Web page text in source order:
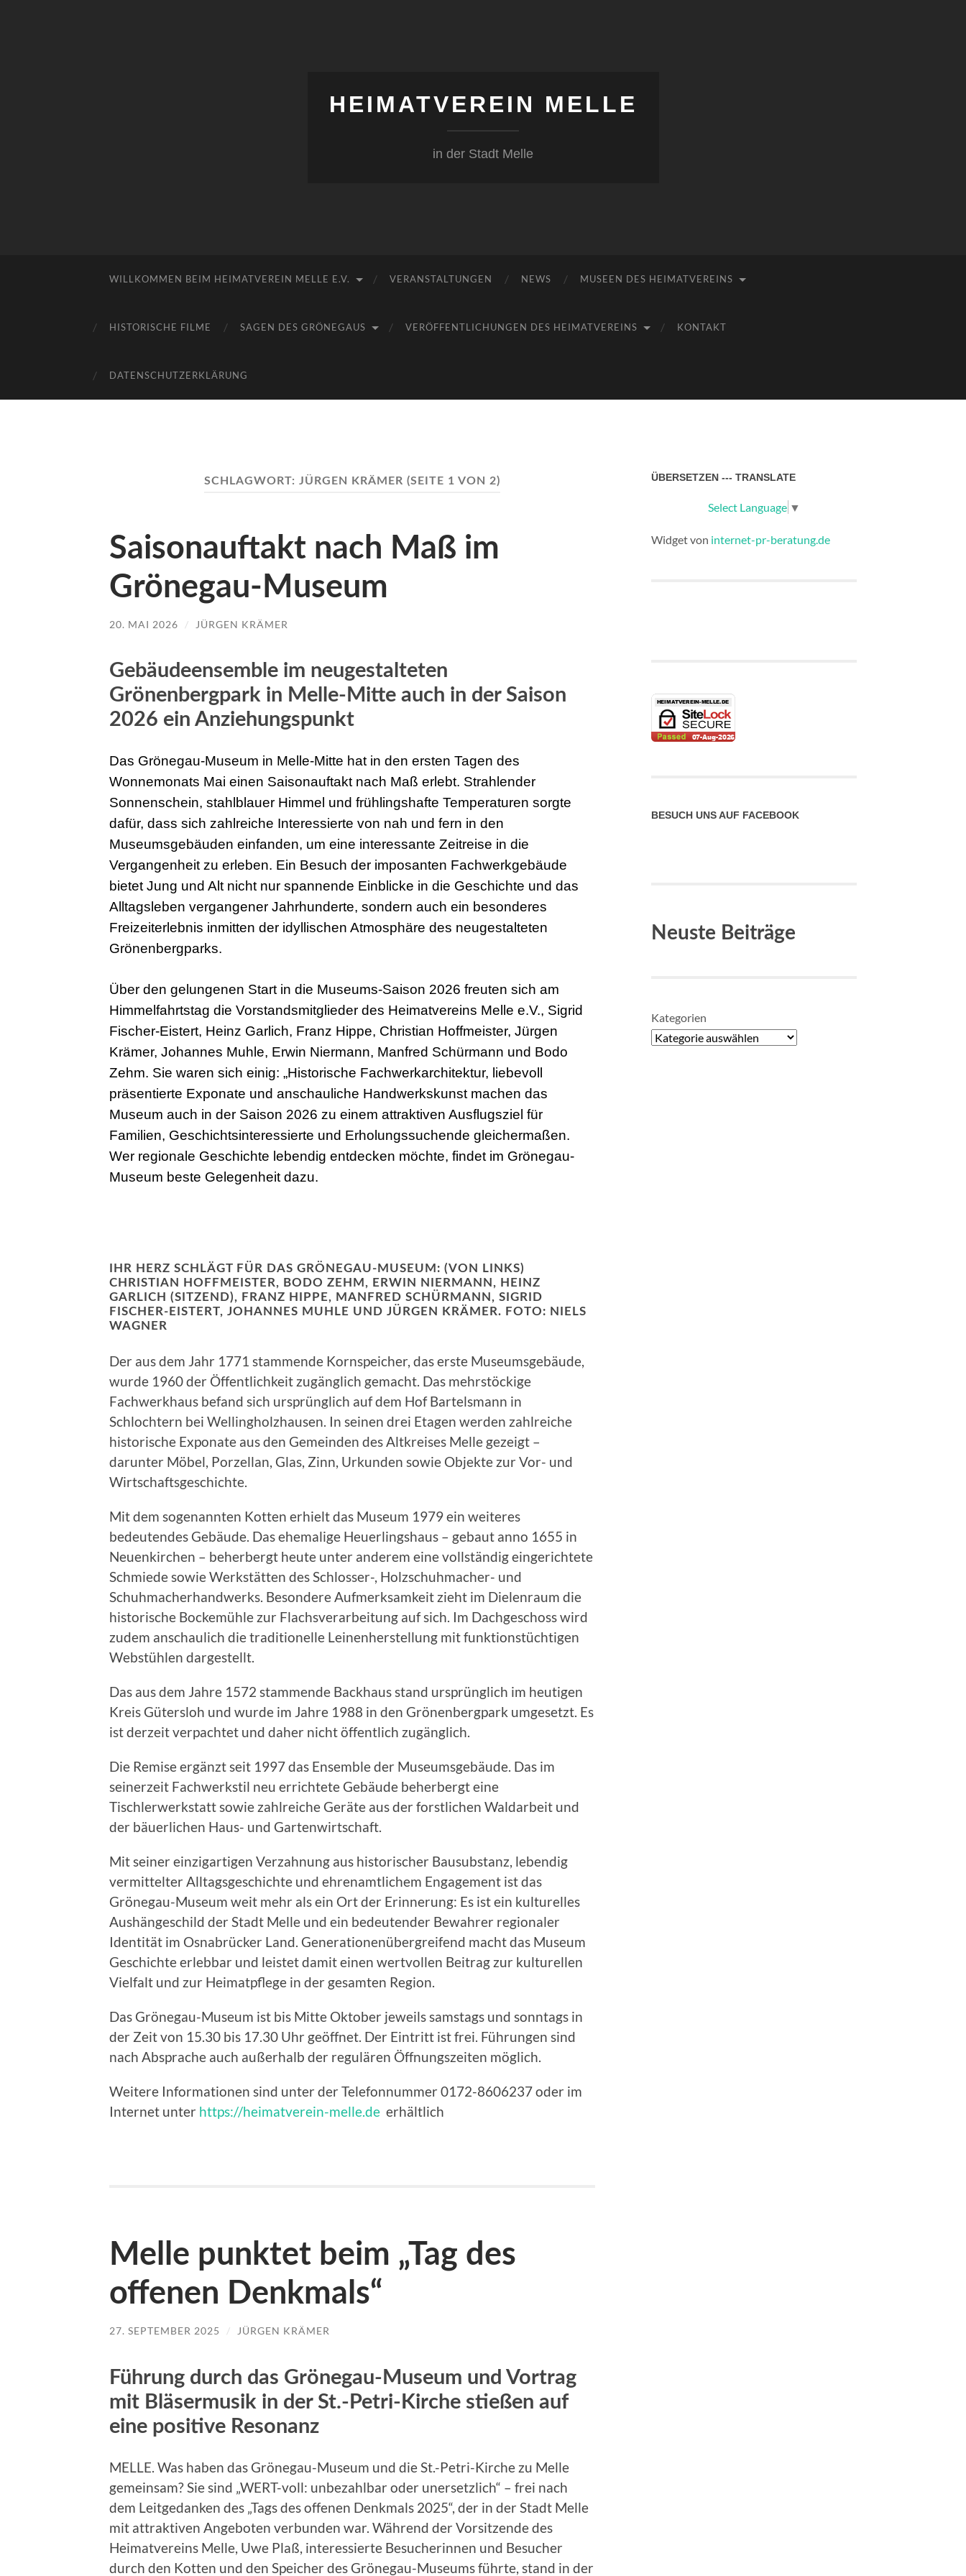
HEIMATVEREIN MELLE
in der Stadt Melle
WILLKOMMEN BEIM HEIMATVEREIN MELLE E.V. VERANSTALTUNGEN NEWS MUSEEN DES HEIMATVEREINS
HISTORISCHE FILME SAGEN DES GRÖNEGAUS VERÖFFENTLICHUNGEN DES HEIMATVEREINS KONTAKT
DATENSCHUTZERKLÄRUNG
SCHLAGWORT: JÜRGEN KRÄMER (SEITE 1 VON 2)
Saisonauftakt nach Maß im
Grönegau-Museum
20. MAI 2026 / JÜRGEN KRÄMER
Gebäudeensemble im neugestalteten
Grönenbergpark in Melle-Mitte auch in der Saison
2026 ein Anziehungspunkt
Das Grönegau-Museum in Melle-Mitte hat in den ersten Tagen des
Wonnemonats Mai einen Saisonauftakt nach Maß erlebt. Strahlender
Sonnenschein, stahlblauer Himmel und frühlingshafte Temperaturen sorgte
dafür, dass sich zahlreiche Interessierte von nah und fern in den
Museumsgebäuden einfanden, um eine interessante Zeitreise in die
Vergangenheit zu erleben. Ein Besuch der imposanten Fachwerkgebäude
bietet Jung und Alt nicht nur spannende Einblicke in die Geschichte und das
Alltagsleben vergangener Jahrhunderte, sondern auch ein besonderes
Freizeiterlebnis inmitten der idyllischen Atmosphäre des neugestalteten
Grönenbergparks.
Über den gelungenen Start in die Museums-Saison 2026 freuten sich am
Himmelfahrtstag die Vorstandsmitglieder des Heimatvereins Melle e.V., Sigrid
Fischer-Eistert, Heinz Garlich, Franz Hippe, Christian Hoffmeister, Jürgen
Krämer, Johannes Muhle, Erwin Niermann, Manfred Schürmann und Bodo
Zehm. Sie waren sich einig: „Historische Fachwerkarchitektur, liebevoll
präsentierte Exponate und anschauliche Handwerkskunst machen das
Museum auch in der Saison 2026 zu einem attraktiven Ausflugsziel für
Familien, Geschichtsinteressierte und Erholungssuchende gleichermaßen.
Wer regionale Geschichte lebendig entdecken möchte, findet im Grönegau-
Museum beste Gelegenheit dazu.
IHR HERZ SCHLÄGT FÜR DAS GRÖNEGAU-MUSEUM: (VON LINKS)
CHRISTIAN HOFFMEISTER, BODO ZEHM, ERWIN NIERMANN, HEINZ
GARLICH (SITZEND), FRANZ HIPPE, MANFRED SCHÜRMANN, SIGRID
FISCHER-EISTERT, JOHANNES MUHLE UND JÜRGEN KRÄMER. FOTO: NIELS
WAGNER
Der aus dem Jahr 1771 stammende Kornspeicher, das erste Museumsgebäude,
wurde 1960 der Öffentlichkeit zugänglich gemacht. Das mehrstöckige
Fachwerkhaus befand sich ursprünglich auf dem Hof Bartelsmann in
Schlochtern bei Wellingholzhausen. In seinen drei Etagen werden zahlreiche
historische Exponate aus den Gemeinden des Altkreises Melle gezeigt –
darunter Möbel, Porzellan, Glas, Zinn, Urkunden sowie Objekte zur Vor- und
Wirtschaftsgeschichte.
Mit dem sogenannten Kotten erhielt das Museum 1979 ein weiteres
bedeutendes Gebäude. Das ehemalige Heuerlingshaus – gebaut anno 1655 in
Neuenkirchen – beherbergt heute unter anderem eine vollständig eingerichtete
Schmiede sowie Werkstätten des Schlosser-, Holzschuhmacher- und
Schuhmacherhandwerks. Besondere Aufmerksamkeit zieht im Dielenraum die
historische Bockemühle zur Flachsverarbeitung auf sich. Im Dachgeschoss wird
zudem anschaulich die traditionelle Leinenherstellung mit funktionstüchtigen
Webstühlen dargestellt.
Das aus dem Jahre 1572 stammende Backhaus stand ursprünglich im heutigen
Kreis Gütersloh und wurde im Jahre 1988 in den Grönenbergpark umgesetzt. Es
ist derzeit verpachtet und daher nicht öffentlich zugänglich.
Die Remise ergänzt seit 1997 das Ensemble der Museumsgebäude. Das im
seinerzeit Fachwerkstil neu errichtete Gebäude beherbergt eine
Tischlerwerkstatt sowie zahlreiche Geräte aus der forstlichen Waldarbeit und
der bäuerlichen Haus- und Gartenwirtschaft.
Mit seiner einzigartigen Verzahnung aus historischer Bausubstanz, lebendig
vermittelter Alltagsgeschichte und ehrenamtlichem Engagement ist das
Grönegau-Museum weit mehr als ein Ort der Erinnerung: Es ist ein kulturelles
Aushängeschild der Stadt Melle und ein bedeutender Bewahrer regionaler
Identität im Osnabrücker Land. Generationenübergreifend macht das Museum
Geschichte erlebbar und leistet damit einen wertvollen Beitrag zur kulturellen
Vielfalt und zur Heimatpflege in der gesamten Region.
Das Grönegau-Museum ist bis Mitte Oktober jeweils samstags und sonntags in
der Zeit von 15.30 bis 17.30 Uhr geöffnet. Der Eintritt ist frei. Führungen sind
nach Absprache auch außerhalb der regulären Öffnungszeiten möglich.
Weitere Informationen sind unter der Telefonnummer 0172-8606237 oder im
Internet unter https://heimatverein-melle.de erhältlich
Melle punktet beim „Tag des
offenen Denkmals“
27. SEPTEMBER 2025 / JÜRGEN KRÄMER
Führung durch das Grönegau-Museum und Vortrag
mit Bläsermusik in der St.-Petri-Kirche stießen auf
eine positive Resonanz
MELLE. Was haben das Grönegau-Museum und die St.-Petri-Kirche zu Melle
gemeinsam? Sie sind „WERT-voll: unbezahlbar oder unersetzlich“ – frei nach
dem Leitgedanken des „Tags des offenen Denkmals 2025“, der in der Stadt Melle
mit attraktiven Angeboten verbunden war. Während der Vorsitzende des
Heimatvereins Melle, Uwe Plaß, interessierte Besucherinnen und Besucher
durch den Kotten und den Speicher des Grönegau-Museums führte, stand in der
ÜBERSETZEN --- TRANSLATE
Select Language ▼
Widget von internet-pr-beratung.de
BESUCH UNS AUF FACEBOOK
Neuste Beiträge
Kategorien